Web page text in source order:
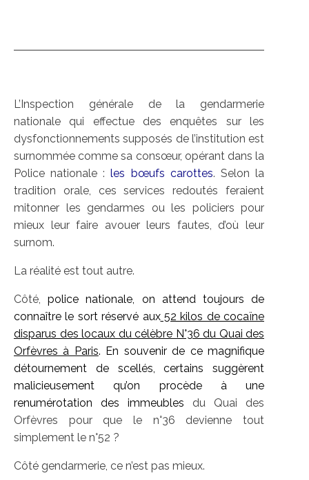
L’Inspection générale de la gendarmerie
nationale qui effectue des enquêtes sur les
dysfonctionnements supposés de l’institution est
surnommée comme sa consœur, opérant dans la
Police nationale :les bœufs carottes. Selon la
tradition orale, ces services redoutés feraient
mitonner les gendarmes ou les policiers pour
mieux leur faire avouer leurs fautes, d’où leur
surnom.
La réalité est tout autre.
Côté,police nationale, on attend toujours de
connaître le sort réservé aux52 kilos de cocaïne
disparus des locaux du célèbre N°36 du Quai des
Orfèvres à Paris. En souvenir de ce magnifique
détournement de scellés, certains suggèrent
malicieusement qu’on procède à une
renumérotation des immeubles du Quai des
Orfèvres pour que le n°36 devienne tout
simplement le n°52 ?
Côté gendarmerie, ce n’est pas mieux.